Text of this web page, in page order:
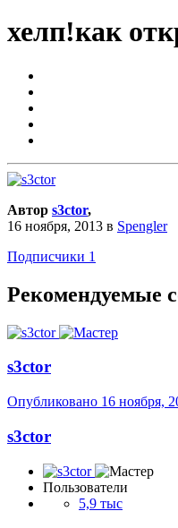
хелп!как
Автор s3ctor,
16 ноября, 2013 в Spengler
Подписчики 1
Рекомендуемые
s3ctor
Опубликовано 16 ноября,
s3ctor
Пользователи
5,9 тыс